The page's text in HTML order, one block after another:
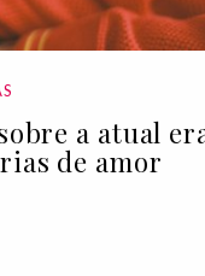
a atual
de amor